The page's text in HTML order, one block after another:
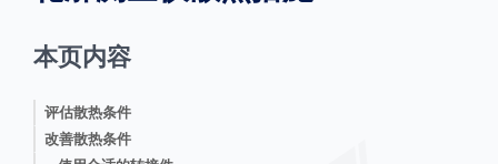
本页内容
评估散热条件
改善散热条件